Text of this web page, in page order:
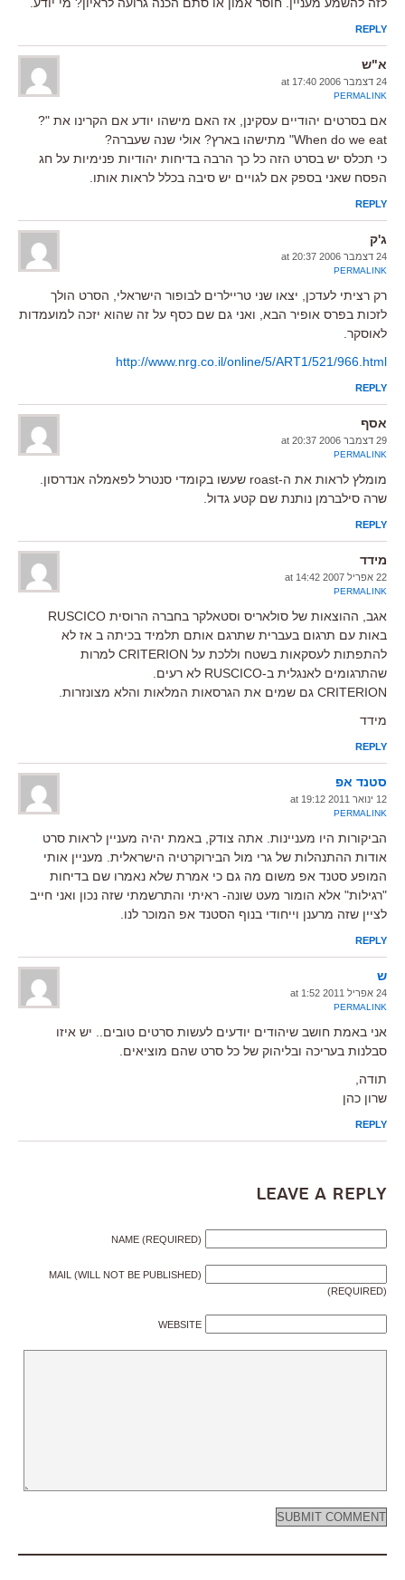
REPLY
א"ש
24 דצמבר 2006 at 17:40
PERMALINK
אם בסרטים יהודיים עסקינן, אז האם מישהו יודע אם הקרינו את "?
When do we eat" מתישהו בארץ? אולי שנה שעברה?
כי תכלס יש בסרט הזה כל כך הרבה בדיחות יהודיות פנימיות על חג
הפסח שאני בספק אם לגויים יש סיבה בכלל לראות אותו.
REPLY
ג'ק
24 דצמבר 2006 at 20:37
PERMALINK
רק רציתי לעדכן, יצאו שני טריילרים לבופור הישראלי, הסרט הולך
לזכות בפרס אופיר הבא, ואני גם שם כסף על זה שהוא יזכה למועמדות
לאוסקר.
http://www.nrg.co.il/online/5/ART1/521/966.html
REPLY
אסף
29 דצמבר 2006 at 20:37
PERMALINK
מומלץ לראות את ה-roast שעשו בקומדי סנטרל לפאמלה אנדרסון.
שרה סילברמן נותנת שם קטע גדול.
REPLY
מידד
22 אפריל 2007 at 14:42
PERMALINK
אגב, ההוצאות של סולאריס וסטאלקר בחברה הרוסית RUSCICO
באות עם תרגום בעברית שתרגם אותם תלמיד בכיתה ב אז לא
להתפתות לעסקאות בשטח וללכת על CRITERION למרות
שהתרגומים לאנגלית ב-RUSCICO לא רעים.
CRITERION גם שמים את הגרסאות המלאות והלא מצונזרות.
מידד
REPLY
סטנד אפ
12 ינואר 2011 at 19:12
PERMALINK
הביקורות היו מעניינות. אתה צודק, באמת יהיה מעניין לראות סרט
אודות ההתנהלות של גרי מול הבירוקרטיה הישראלית. מעניין אותי
המופע סטנד אפ משום מה גם כי אמרת שלא נאמרו שם בדיחות
"רגילות" אלא הומור מעט שונה- ראיתי והתרשמתי שזה נכון ואני חייב
לציין שזה מרענן וייחודי בנוף הסטנד אפ המוכר לנו.
REPLY
ש
24 אפריל 2011 at 1:52
PERMALINK
אני באמת חושב שיהודים יודעים לעשות סרטים טובים.. יש איזו
סבלנות בעריכה ובליהוק של כל סרט שהם מוציאים.
תודה,
שרון כהן
REPLY
Leave a Reply
NAME (REQUIRED)
MAIL (WILL NOT BE PUBLISHED)
(REQUIRED)
WEBSITE